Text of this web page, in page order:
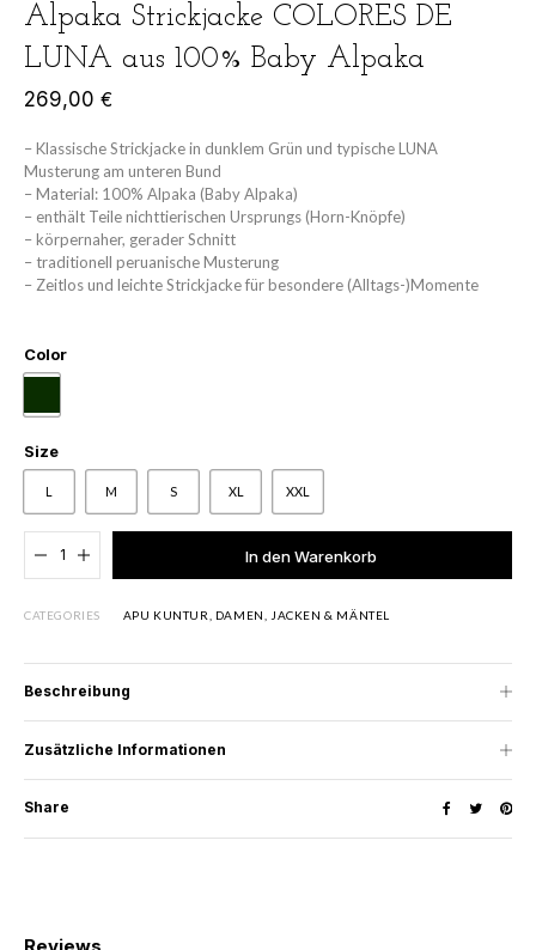
Alpaka Strickjacke COLORES DE
LUNA aus 100% Baby Alpaka
269,00 €
– Klassische Strickjacke in dunklem Grün und typische LUNA
Musterung am unteren Bund
– Material: 100% Alpaka (Baby Alpaka)
– enthält Teile nichttierischen Ursprungs (Horn-Knöpfe)
– körpernaher, gerader Schnitt
– traditionell peruanische Musterung
– Zeitlos und leichte Strickjacke für besondere (Alltags-)Momente
Color
L M S XL XXL
Size
In den Warenkorb
Added to cart
CATEGORIES APU KUNTUR DAMEN JACKEN & MÄNTEL
Beschreibung
Zusätzliche Informationen
Share